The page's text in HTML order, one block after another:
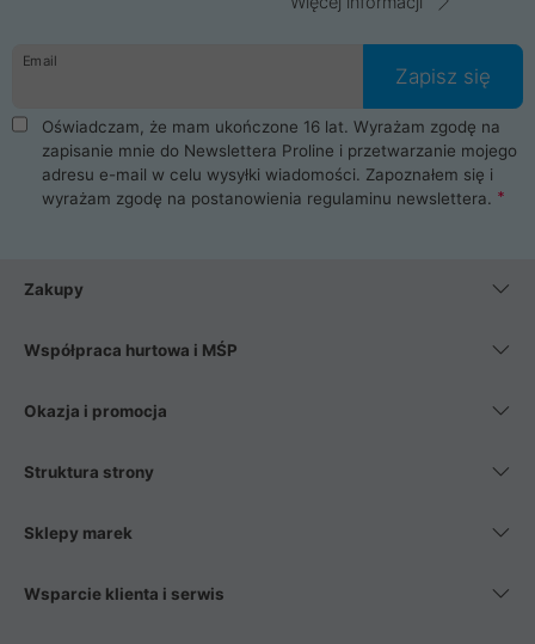
Email
Zapisz się
Oświadczam, że mam ukończone 16 lat. Wyrażam zgodę na
zapisanie mnie do Newslettera Proline i przetwarzanie mojego
adresu e-mail w celu wysyłki wiadomości. Zapoznałem się i
wyrażam zgodę na postanowienia regulaminu newslettera.
Zakupy
Współpraca hurtowa i MŚP
Okazja i promocja
Struktura strony
Sklepy marek
Wsparcie klienta i serwis